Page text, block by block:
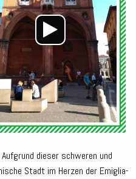
dieser schweren und
Stadt im Herzen der Emiglia-